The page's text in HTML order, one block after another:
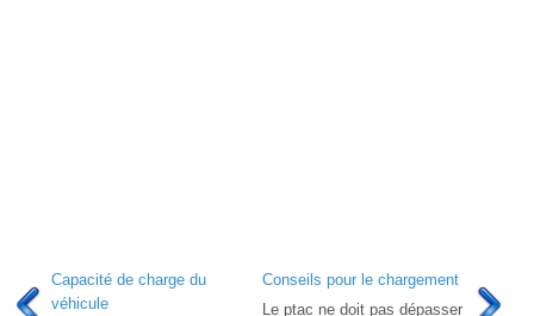
Capacité de charge du
véhicule
Conseils pour le chargement
Le ptac ne doit pas dépasser